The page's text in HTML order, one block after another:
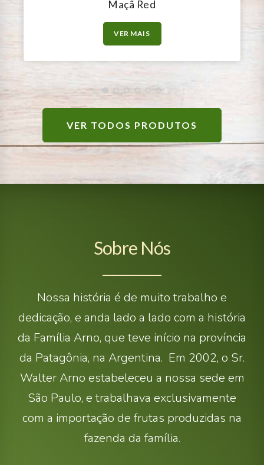
Maçã Red
VER MAIS
VER TODOS PRODUTOS
Sobre Nós
Nossa história é de muito trabalho e
dedicação, e anda lado a lado com a história
da Família Arno, que teve início na província
da Patagônia, na Argentina. Em 2002, o Sr.
Walter Arno estabeleceu a nossa sede em
São Paulo, e trabalhava exclusivamente
com a importação de frutas produzidas na
fazenda da família.